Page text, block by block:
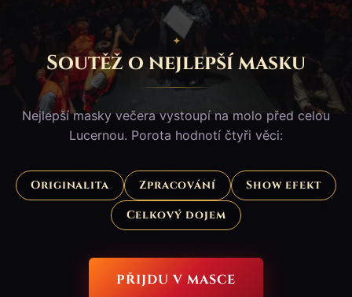
Soutěž o nejlepší masku
Nejlepší masky večera vystoupí na molo před celou
Lucernou. Porota hodnotí čtyři věci:
Originalita Zpracování Show efekt
Celkový dojem
PŘIJDU V MASCE